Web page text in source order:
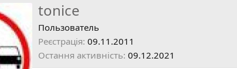
tonice
Пользователь
Реєстрація 09.11.2011
Остання активність 09.12.2021